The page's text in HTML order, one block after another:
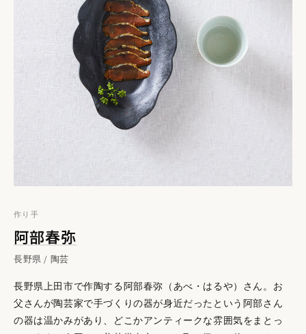
なんとも味わいがある「鉄彩」。白釉のなめらかで温かさと
作り手
阿部春弥
長野県 / 陶芸
長野県上田市で作陶する阿部春弥（あべ・はるや）さん。お
父さんが陶芸家で手づくりの器が身近だったという阿部さん
の器は温かみがあり、どこかアンティークな雰囲気をまとっ